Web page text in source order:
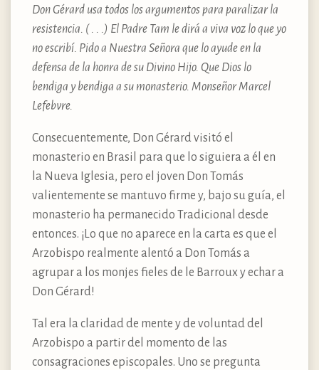
Don Gérard usa todos los argumentos para paralizar la
resistencia. ( . . .) El Padre Tam le dirá a viva voz lo que yo
no escribí. Pido a Nuestra Señora que lo ayude en la
defensa de la honra de su Divino Hijo. Que Dios lo
bendiga y bendiga a su monasterio. Monseñor Marcel
Lefebvre.
Consecuentemente, Don Gérard visitó el
monasterio en Brasil para que lo siguiera a él en
la Nueva Iglesia, pero el joven Don Tomás
valientemente se mantuvo firme y, bajo su guía, el
monasterio ha permanecido Tradicional desde
entonces. ¡Lo que no aparece en la carta es que el
Arzobispo realmente alentó a Don Tomás a
agrupar a los monjes fieles de le Barroux y echar a
Don Gérard!
Tal era la claridad de mente y de voluntad del
Arzobispo a partir del momento de las
consagraciones episcopales. Uno se pregunta